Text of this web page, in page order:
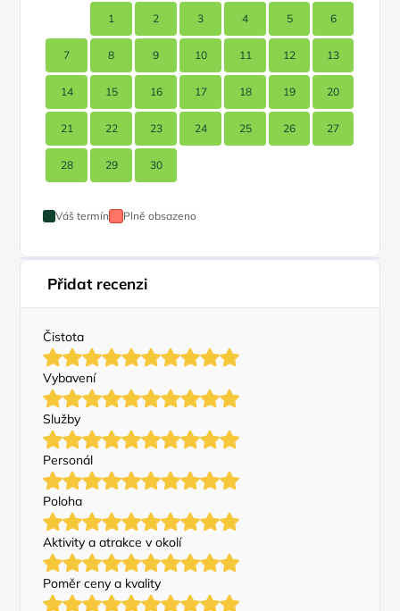
1 2 3 4 5 6
7 8 9 10 11 12 13
14 15 16 17 18 19 20
21 22 23 24 25 26 27
28 29 30
Váš termín Plně obsazeno
Přidat recenzi
Čistota
Vybavení
Služby
Personál
Poloha
Aktivity a atrakce v okolí
Poměr ceny a kvality